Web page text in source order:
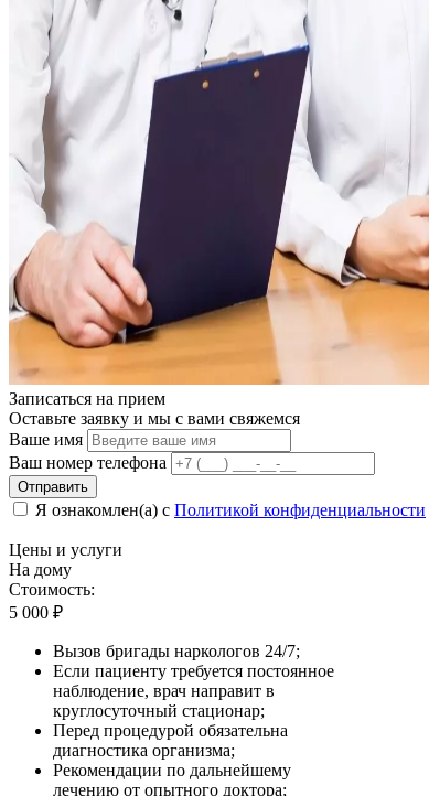
Записаться на прием
Оставьте заявку и мы с вами свяжемся
Ваше имя
Ваш номер телефона
Отправить
Я ознакомлен(а) с Политикой конфиденциальности
Цены и услуги
На дому
Стоимость:
5 000 ₽
Вызов бригады наркологов 24/7;
Если пациенту требуется постоянное
наблюдение, врач направит в
круглосуточный стационар;
Перед процедурой обязательна
диагностика организма;
Рекомендации по дальнейшему
лечению от опытного доктора;